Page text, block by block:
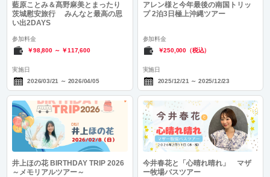
藍原ことみ＆髙野麻美とまったり
茨城慰安旅行 みんなと最高の思
い出2DAYS
参加料金
￥98,800～ ￥117,600
実施日
2026/03/21
～ 2026/04/05
アレン様と今年最後の南国トリッ
プ 2泊3日極上沖縄ツアー
参加料金
￥250,000（税込）
実施日
2025/12/21 ～ 2025/12/23
井上ほの花 BIRTHDAY TRIP 2026
～メモリアルツアー～
今井春花と「心晴れ晴れ」 マザ
ー牧場バスツアー